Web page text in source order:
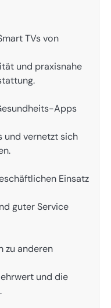
TVs von
und praxisnahe
Apps
und vernetzt sich
Einsatz
guter Service
zu anderen
und die